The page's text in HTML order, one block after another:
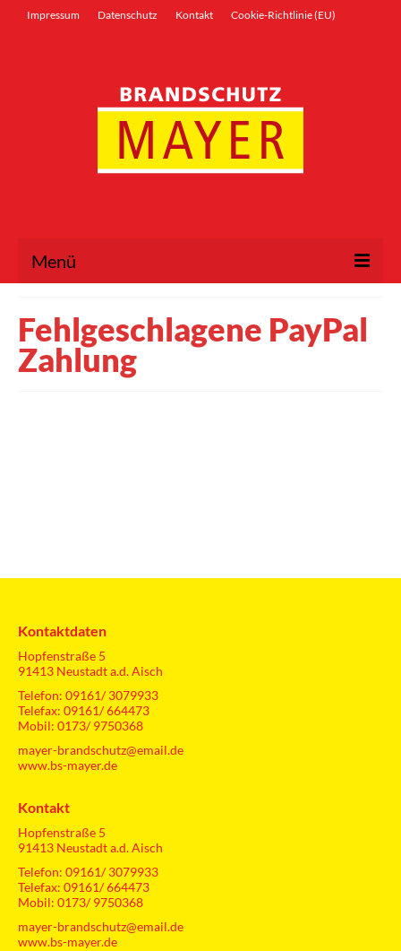
springenImpressum Datenschutz Kontakt Cookie-Richtlinie (EU)
Menü
Tipps
Gaswarngeräte
Über Uns
20 Jahre Brandschutz Mayer
Kontakt
Fehlgeschlagene PayPal
Zahlung
Kontaktdaten
Hopfenstraße 5
91413 Neustadt a.d. Aisch
Telefon: 09161/ 3079933
Telefax: 09161/ 664473
Mobil: 0173/ 9750368
mayer-brandschutz@email.de
www.bs-mayer.de
Kontakt
Hopfenstraße 5
91413 Neustadt a.d. Aisch
Telefon: 09161/ 3079933
Telefax: 09161/ 664473
Mobil: 0173/ 9750368
mayer-brandschutz@email.de
www.bs-mayer.de